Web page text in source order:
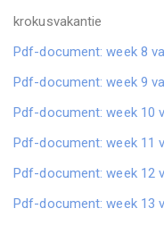
krokusvakantie
Pdf-document: week 8
Pdf-document: week 9
Pdf-document: week 10
Pdf-document: week 11
Pdf-document: week 12
Pdf-document: week 13